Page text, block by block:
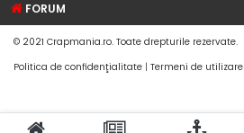
FORUM
© 2021 Crapmania.ro. Toate drepturile rezervate.
Politica de confidenţialitate | Termeni de utilizare